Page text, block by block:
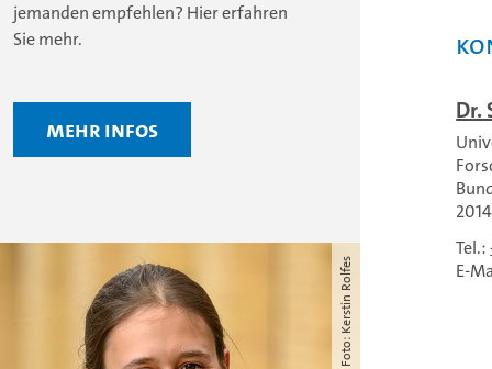
jemanden empfehlen? Hier erfahren
Sie mehr.
Mehr Infos
Foto: Kerstin Rolfes
Dr.
Tel.:
E-